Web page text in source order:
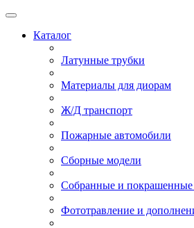
Каталог
Латунные трубки
Материалы для диорам
Ж/Д транспорт
Пожарные автомобили
Сборные модели
Собранные и покрашенные
Фототравление и